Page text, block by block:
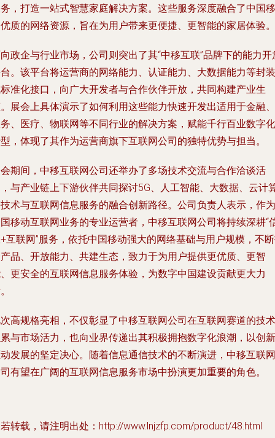
，打造一站式智慧家庭解决方案。这些服务深度融合了中国移
质的网络资源，旨在为用户带来更便捷、更智能的家居体验。
政企与行业市场，公司则突出了其“中移互联”品牌下的能力开
。该平台将运营商的网络能力、认证能力、大数据能力等封装
准化接口，向广大开发者与合作伙伴开放，共同构建产业生
展会上具体演示了如何利用这些能力快速开发出适用于金融、
、医疗、物联网等不同行业的解决方案，赋能千行百业数字化
，体现了其作为运营商旗下互联网公司的独特优势与担当。
期间，中移互联网公司还举办了多场技术交流与合作洽谈活
与产业链上下游伙伴共同探讨5G、人工智能、大数据、云计
术与互联网信息服务的融合创新路径。公司负责人表示，作为
移动互联网业务的专业运营者，中移互联网公司将持续深耕“
互联网”服务，依托中国移动强大的网络基础与用户规模，不
品、开放能力、共建生态，致力于为用户提供更优质、更智
更安全的互联网信息服务体验，为数字中国建设贡献更大力
高规格亮相，不仅彰显了中移互联网公司在互联网赛道的技术
与市场活力，也向业界传递出其积极拥抱数字化浪潮，以创新
发展的坚定决心。随着信息通信技术的不断演进，中移互联网
有望在广阔的互联网信息服务市场中扮演更加重要的角色。
转载，请注明出处：http://www.lnjzfp.com/product/48.html